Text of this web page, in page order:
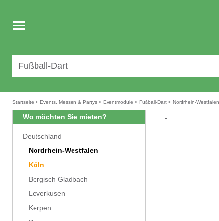
Toggle
navigation
Startseite > Events, Messen & Partys> Eventmodule > Fußball-Dart> Nordrhein-Westfalen
Wo möchten Sie mieten?
Deutschland
Nordrhein-Westfalen
Köln
Bergisch Gladbach
Leverkusen
Kerpen